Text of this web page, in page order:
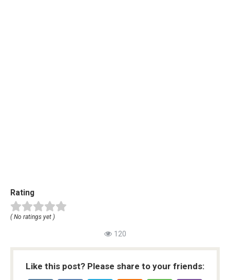
Rating
( No ratings yet )
120
Like this post? Please share to your friends: